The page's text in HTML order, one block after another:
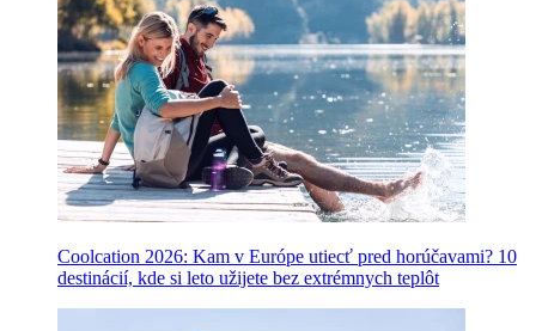
Coolcation 2026: Kam v Európe utiecť pred horúčavami? 10
destinácií, kde si leto užijete bez extrémnych teplôt